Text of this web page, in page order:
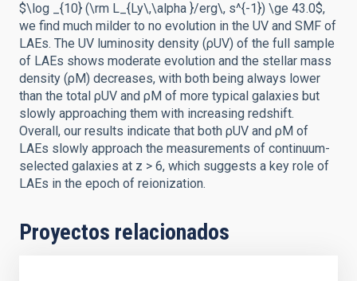
$\log _{10} (\rm L_{Ly\,\alpha }/erg\, s^{-1}) \ge 43.0$,
we find much milder to no evolution in the UV and SMF of
LAEs. The UV luminosity density (ρUV) of the full sample
of LAEs shows moderate evolution and the stellar mass
density (ρM) decreases, with both being always lower
than the total ρUV and ρM of more typical galaxies but
slowly approaching them with increasing redshift.
Overall, our results indicate that both ρUV and ρM of
LAEs slowly approach the measurements of continuum-
selected galaxies at z > 6, which suggests a key role of
LAEs in the epoch of reionization.
Proyectos relacionados